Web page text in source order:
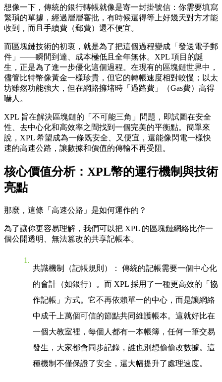
想像一下，傳統的銀行轉帳就像是寄一封掛號信：你需要填寫
繁瑣的單據，經過層層審批，有時候還得等上好幾天對方才能
收到，而且手續費（郵費）還不便宜。
而區塊鏈技術的初衷，就是為了把這個過程變成「發送電子郵
件」——瞬間到達、成本極低且全年無休。XPL 項目的誕
生，正是為了進一步優化這個過程。在現有的區塊鏈世界中，
儘管比特幣像黃金一樣珍貴，但它的轉帳速度相對較慢；以太
坊雖然功能強大，但在網路擁堵時「過路費」（Gas費）高得
嚇人。
XPL 旨在解決區塊鏈的「不可能三角」問題，即試圖在安全
性
去中心化和高效率之間找到一個完美的平衡點。簡單來
說，XPL 希望成為一條既安全、又便宜，還能像閃電一樣快
速的高速公路，讓數據和價值的傳輸不再受阻。
核心價值分析：XPL幣的運行機制與技術
亮點
那麼，這條「高速公路」是如何運作的？
為了讓你更容易理解，我們可以把 XPL 的區塊鏈網絡比作一
個公開透明、無法篡改的共享記帳本。
共識機制（記帳規則）
： 傳統的記帳需要一個中心化
的會計（如銀行）。而 XPL 採用了一種更高效的「協
作記帳」方式。它不再依賴單一的中心，而是讓網絡
中成千上萬個可信的節點共同維護帳本。這就好比在
一個大教室裡，每個人都有一本帳簿，任何一筆交易
發生，大家都會同步記錄，誰也別想偷偷改數據。這
種機制不僅保證了安全，還大幅提升了處理速度。